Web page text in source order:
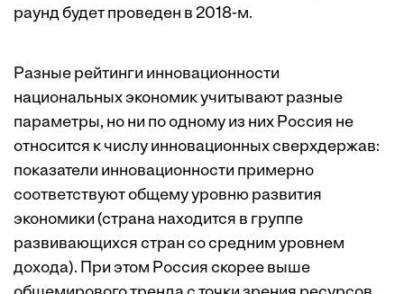
раунд будет проведен в 2018-м.
Разные рейтинги инновационности
национальных экономик учитывают разные
параметры, но ни по одному из них Россия не
относится к числу инновационных сверхдержав:
показатели инновационности примерно
соответствуют общему уровню развития
экономики (страна находится в группе
развивающихся стран со средним уровнем
дохода). При этом Россия скорее выше